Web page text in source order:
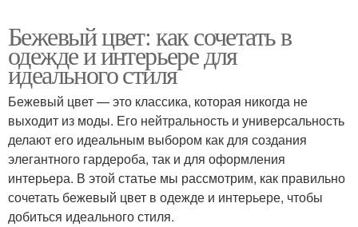
Бежевый цвет: как сочетать в
одежде и интерьере для
идеального стиля
Бежевый цвет — это классика, которая никогда не
выходит из моды. Его нейтральность и универсальность
делают его идеальным выбором как для создания
элегантного гардероба, так и для оформления
интерьера. В этой статье мы рассмотрим, как правильно
сочетать бежевый цвет в одежде и интерьере, чтобы
добиться идеального стиля.